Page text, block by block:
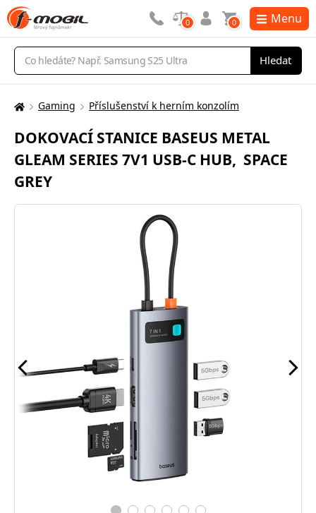
Vyhledávání
Hledat
0 0 Menu
Zde
nacházíte:
Gaming Příslušenství k herním konzolím
DOKOVACÍ STANICE BASEUS METAL
GLEAM SERIES 7V1 USB-C HUB, SPACE
GREY